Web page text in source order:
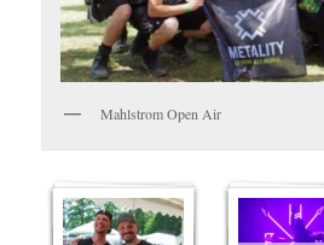
Mahlstrom Open Air